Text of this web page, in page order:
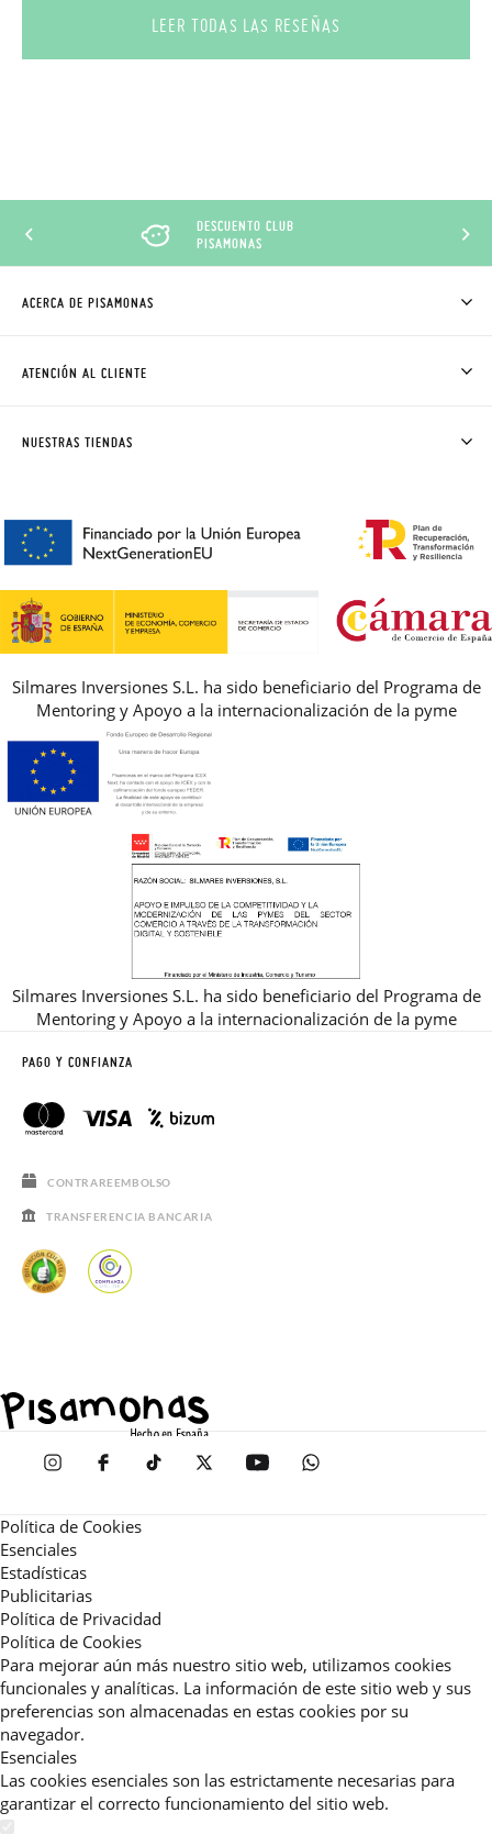
LEER TODAS LAS RESEÑAS
DESCUENTO CLUB
PISAMONAS
ACERCA DE PISAMONAS
CÓMO COMPRAR
AVISO LEGAL, PRIVACIDAD Y COOKIES
REBAJAS
ATENCIÓN AL CLIENTE
PREGUNTAS FRECUENTES
NUESTRAS TIENDAS
Silmares Inversiones S.L. ha sido beneficiario del Programa de
Mentoring y Apoyo a la internacionalización de la pyme
Silmares Inversiones S.L. ha sido beneficiario del Programa de
Mentoring y Apoyo a la internacionalización de la pyme
PAGO Y CONFIANZA
CONTRAREEMBOLSO
TRANSFERENCIA BANCARIA
Política de Cookies
Esenciales
Estadísticas
Publicitarias
Política de Privacidad
Política de Cookies
Para mejorar aún más nuestro sitio web, utilizamos cookies
funcionales y analíticas. La información de este sitio web y sus
preferencias son almacenadas en estas cookies por su
navegador.
Esenciales
Las cookies esenciales son las estrictamente necesarias para
garantizar el correcto funcionamiento del sitio web.